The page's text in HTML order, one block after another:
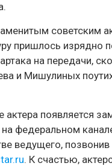
советским
пришлось изрядно
на передачи,
и Мишулиных
актера появляется
на федеральном
ведущего,
. К счастью,